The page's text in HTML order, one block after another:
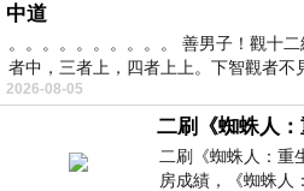
中道
。。。。。。。。。。 善男子！觀十
者中，三者上，四者上上。下智觀者不
2026-08-05
二刷《蜘蛛人：重
房成績，《蜘蛛人